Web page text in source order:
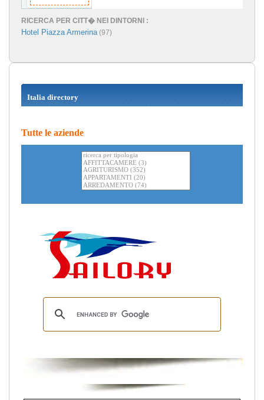
RICERCA PER CITT� NEI DINTORNI :
Hotel Piazza Armerina(97)
Italia directory
Tutte le aziende